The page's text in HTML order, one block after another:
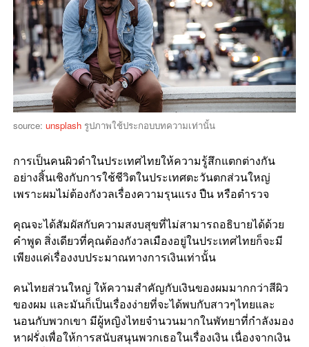
source: unsplashรูปภาพใช้ประกอบบทความเท่านั้น
การเป็นคนผิวดำในประเทศไทยให้ความรู้สึกแตกต่างกัน
อย่างสิ้นเชิงกับการใช้ชีวิตในประเทศตะวันตกส่วนใหญ่
เพราะผมไม่ต้องกังวลเรื่องความรุนแรง ปืน หรือตำรวจ
คุณจะได้สัมผัสกับความสงบสุขที่ไม่สามารถอธิบายได้ด้วย
คำพูด สิ่งเดียวที่คุณต้องกังวลเมืองอยู่ในประเทศไทยก็จะมี
เพียงแค่เรื่องงบประมาณทางการเงินเท่านั้น
คนไทยส่วนใหญ่ ให้ความสำคัญกับเงินของผมมากกว่าสีผิว
ของผม และมันก็เป็นเรื่องง่ายที่จะได้พบกับสาวๆไทยและ
นอนกับพวกเขา มีผู้หญิงไทยจำนวนมากในพัทยาที่กำลังมอง
หาฝรั่งเพื่อให้การสนับสนุนพวกเธอในเรื่องเงิน เนื่องจากเงิน